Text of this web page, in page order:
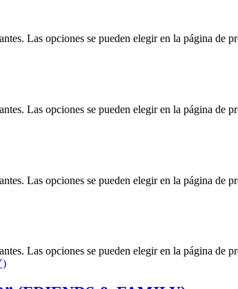
Las opciones se pueden elegir en la página de
Las opciones se pueden elegir en la página de
Las opciones se pueden elegir en la página de
Las opciones se pueden elegir en la página de